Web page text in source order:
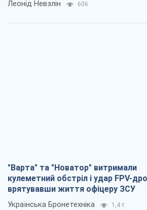
Леонід Невзлін 606
"Варта" та "Новатор" витримали
кулеметний обстріл і удар FPV-
врятувавши життя офіцеру ЗСУ
Українська Бронетехніка 1,4 т.